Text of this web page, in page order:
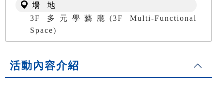
場 地
3F 多元學藝廳(3F Multi-Functional
Space)
活動內容介紹